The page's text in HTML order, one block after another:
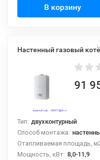
В корзину
Настенный газовый
91
Тип: двухконтурный
Способ монтажа:
Отапливаемая площадь,
Мощность, кВт: 8,0-11,9